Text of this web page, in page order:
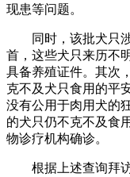
现患等问题。
同时，该批犬只涉
首，这些犬只来历不
具备养殖证件。其次
克不及犬只食用的平
没有公用于肉用犬的
的犬只仍不克不及食
物诊疗机构确诊。
根据上述查询拜访